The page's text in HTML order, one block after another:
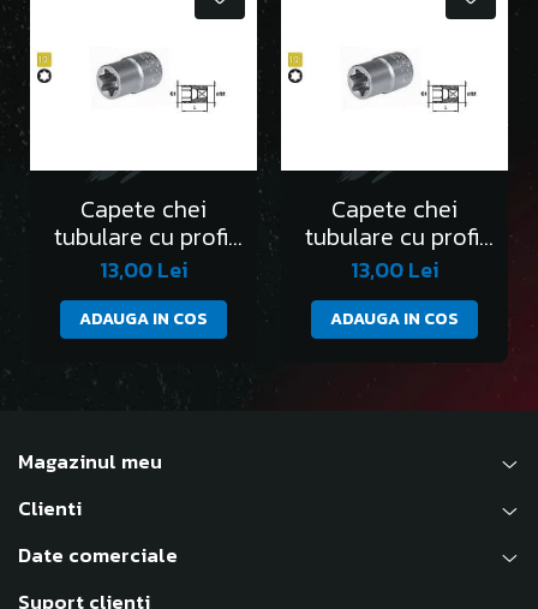
Capete chei
tubulare cu profil
Torx 1/2” E10
13,00 Lei
ADAUGA IN COS
Capete chei
tubulare cu profil
Torx 1/2” E11
13,00 Lei
ADAUGA IN COS
Magazinul meu
Clienti
Date comerciale
Suport clienti